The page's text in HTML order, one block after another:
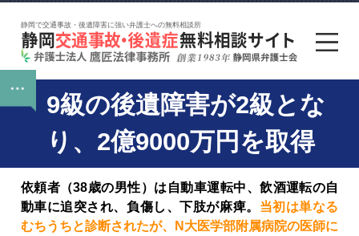
静岡で交通事故・後遺障害に強い弁護士への無料相談所
9級の後遺障害が2級とな
り、2億9000万円を取得
依頼者（38歳の男性）は自動車運転中、飲酒運転の自
動車に追突され、負傷し、下肢が麻痺。 当初は単なる
むちうちと診断されたが、N大医学部附属病院の医師に